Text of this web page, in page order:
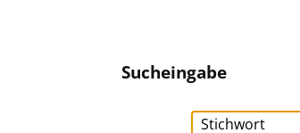
Sucheingabe